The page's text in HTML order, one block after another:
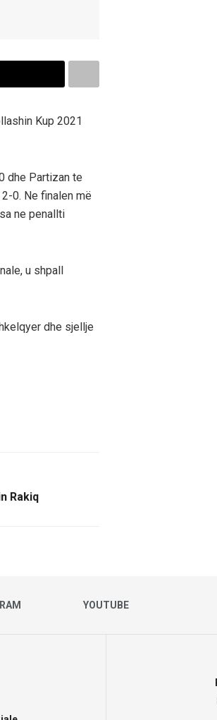
Kup 2021
dhe Partizan te
0. Ne finalen më
ne penallti
u shpall
dhe sjellje
Rakiq
YOUTUBE